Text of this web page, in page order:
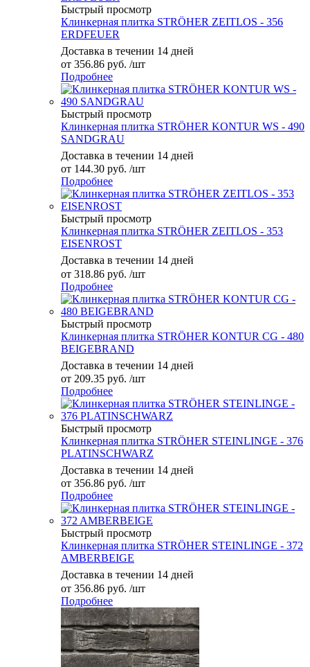
Быстрый просмотр
Клинкерная плитка STRÖHER ZEITLOS - 356
ERDFEUER
Доставка в течении 14 дней
от 356.86 руб. /шт
Подробнее
Быстрый просмотр
Клинкерная плитка STRÖHER KONTUR WS - 490
SANDGRAU
Доставка в течении 14 дней
от 144.30 руб. /шт
Подробнее
Быстрый просмотр
Клинкерная плитка STRÖHER ZEITLOS - 353
EISENROST
Доставка в течении 14 дней
от 318.86 руб. /шт
Подробнее
Быстрый просмотр
Клинкерная плитка STRÖHER KONTUR CG - 480
BEIGEBRAND
Доставка в течении 14 дней
от 209.35 руб. /шт
Подробнее
Быстрый просмотр
Клинкерная плитка STRÖHER STEINLINGE - 376
PLATINSCHWARZ
Доставка в течении 14 дней
от 356.86 руб. /шт
Подробнее
Быстрый просмотр
Клинкерная плитка STRÖHER STEINLINGE - 372
AMBERBEIGE
Доставка в течении 14 дней
от 356.86 руб. /шт
Подробнее